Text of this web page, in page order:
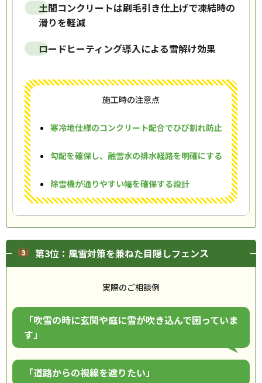
土間コンクリートは刷毛引き仕上げで凍結時の
滑りを軽減
ロードヒーティング導入による雪解け効果
施工時の注意点
寒冷地仕様のコンクリート配合でひび割れ防止
勾配を確保し、融雪水の排水経路を明確にする
除雪機が通りやすい幅を確保する設計
第3位：風雪対策を兼ねた目隠しフェンス
実際のご相談例
「吹雪の時に玄関や庭に雪が吹き込んで困っていま
す」
「道路からの視線を遮りたい」